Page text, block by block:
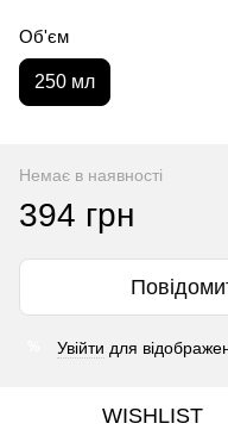
Об'єм
250 мл
Немає в наявності
394 грн
Увійти для
WISHLIST